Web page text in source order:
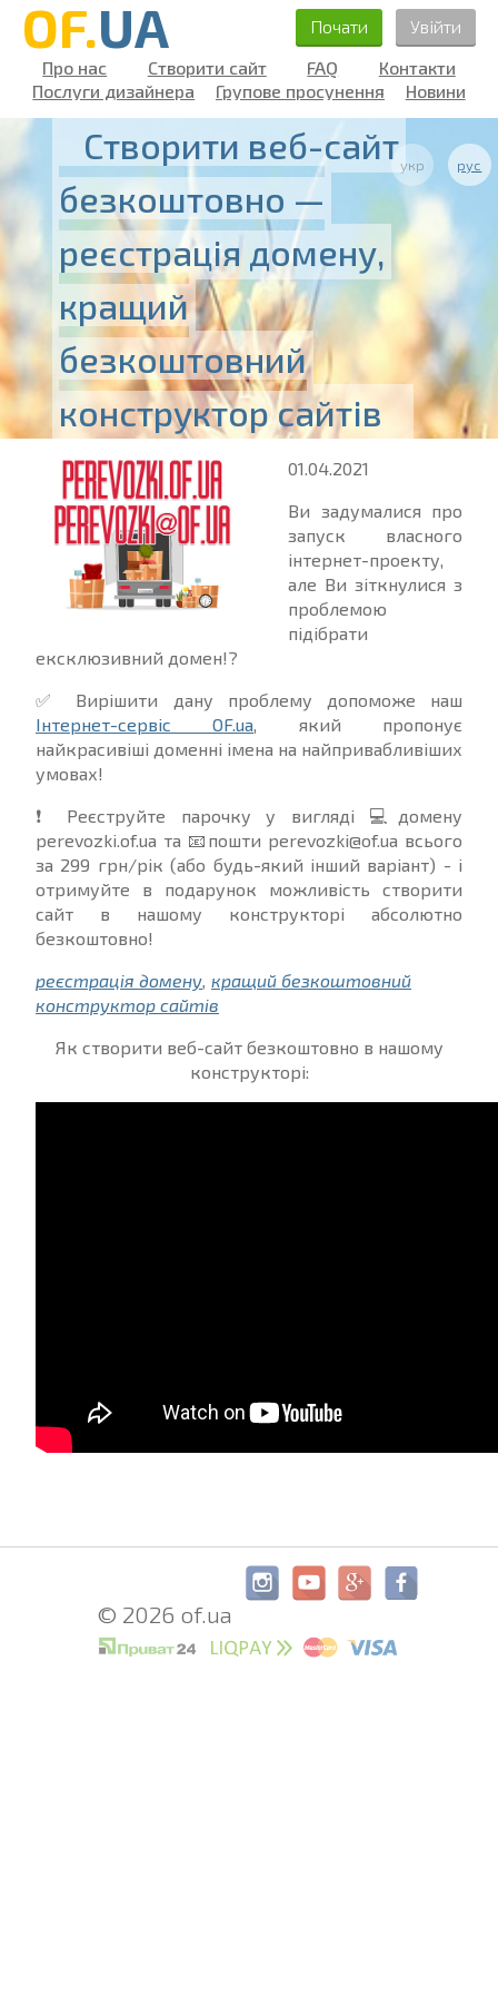
OF.UA
Про нас Створити сайт FAQ
Контакти
Послуги дизайнера
Групове просунення Новини
Почати Увійти
укр рус
Створити веб-сайт
безкоштовно —
реєстрація домену,
кращий
безкоштовний
конструктор сайтів
01.04.2021
Ви задумалися про
запуск власного
інтернет-проекту,
але Ви зіткнулися з
проблемою
підібрати
ексклюзивний домен!?
✅ Вирішити дану проблему допоможе наш
Інтернет-сервіс OF.ua, який пропонує
найкрасивіші доменні імена на найпривабливіших
умовах!
❗ Реєструйте парочку у вигляді 💻 домену
perevozki.of.ua та 📧 пошти perevozki@of.ua всього
за 299 грн/рік (або будь-який інший варіант) - і
отримуйте в подарунок можливість створити
сайт в нашому конструкторі абсолютно
безкоштовно!
реєстрація домену, кращий безкоштовний
конструктор сайтів
Як створити веб-сайт безкоштовно в нашому
конструкторі:
© 2026 of.ua